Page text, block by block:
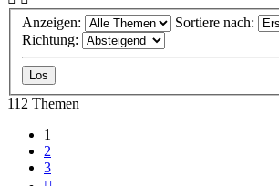
Anzeigen:
Sortiere nach:
Richtung:
112 Themen
1
2
3